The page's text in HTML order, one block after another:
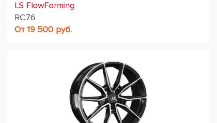
LS FlowForming
RC76
От 19 500 руб.